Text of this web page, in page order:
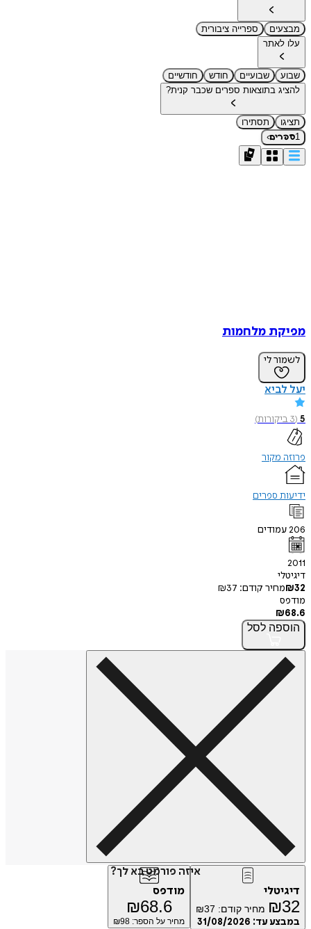
מבצעים
ספרייה ציבורית
עלו לאתר
שבוע שבועיים חודש
חודשיים
להציג בתוצאות ספרים שכבר קנית?
תציגו
תסתירו
1ספרים›
מפיקת מלחמות
לשמור לי
יעל לביא
5
(
3ביקורות)
פרוזה מקור
ידיעות ספרים
206עמודים
2011
דיגיטלי
₪32 מחיר קודם: ₪37
מודפס
₪68.6
הוספה לסל
איזה פורמט בא לך?
דיגיטלי
₪32 מחיר קודם: ₪37
במבצע עד: 31/08/2026
מודפס
₪68.6
מחיר על הספר: ₪ 98